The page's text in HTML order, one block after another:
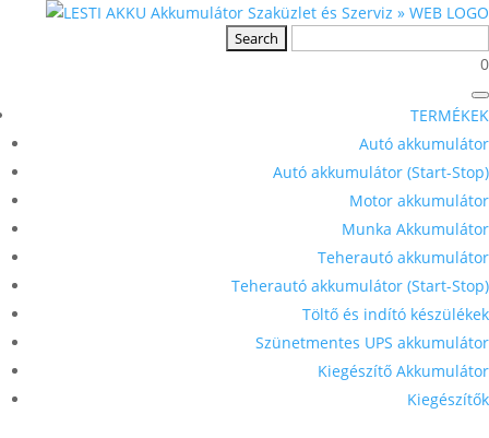
0
TERMÉKEK
Autó akkumulátor
Autó akkumulátor (Start-Stop)
Motor akkumulátor
Munka Akkumulátor
Teherautó akkumulátor
Teherautó akkumulátor (Start-Stop)
Töltő és indító készülékek
Szünetmentes UPS akkumulátor
Kiegészítő Akkumulátor
Kiegészítők